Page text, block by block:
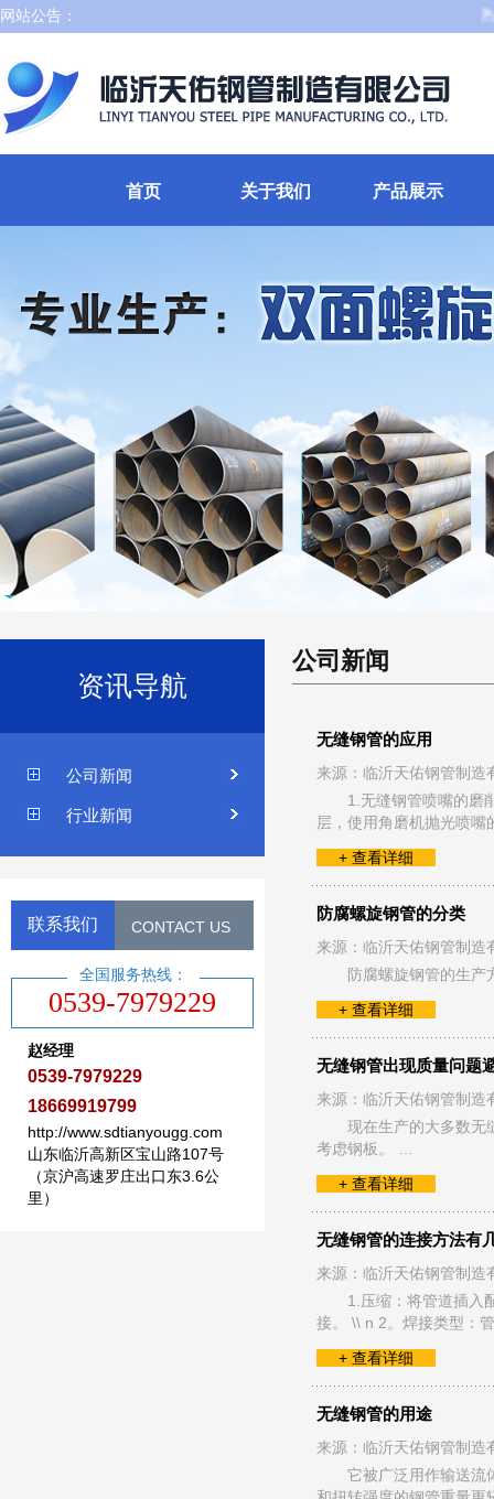
网站公告： 热
首页 关于我们 产品展示
资讯导航
公司新闻
行业新闻
联系我们 CONTACT US
0539-7979229
全国服务热线：
赵经理
0539-7979229
18669919799
http://www.sdtianyougg.com
山东临沂高新区宝山路107号
（京沪高速罗庄出口东3.6公
里）
公司新闻
无缝钢管的应用
来源：临沂天佑钢管制
1.无缝钢管喷嘴的磨
层，使用角磨机抛光喷
+ 查看详细
防腐螺旋钢管的分类
来源：临沂天佑钢管制
防腐螺旋钢管的生
+ 查看详细
无缝钢管出现质量问题
来源：临沂天佑钢管制
现在生产的大多数无
考虑钢板。 …
+ 查看详细
无缝钢管的连接方法有
来源：临沂天佑钢管制
1.压缩：将管道插入
接。 \\ n 2。焊接类型：
+ 查看详细
无缝钢管的用途
来源：临沂天佑钢管制
它被广泛用作输送流